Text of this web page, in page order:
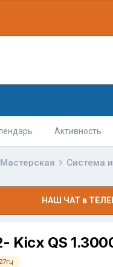
Активность
Мастерская Система
НАШ ЧАТ в
Kicx QS
27гц